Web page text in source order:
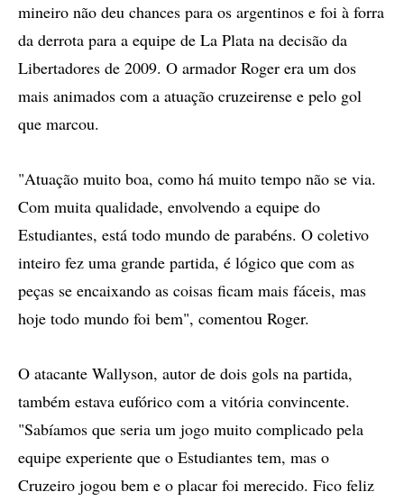
mineiro não deu chances para os argentinos e foi à forra
da derrota para a equipe de La Plata na decisão da
Libertadores de 2009. O armador Roger era um dos
mais animados com a atuação cruzeirense e pelo gol
que marcou.
"Atuação muito boa, como há muito tempo não se via.
Com muita qualidade, envolvendo a equipe do
Estudiantes, está todo mundo de parabéns. O coletivo
inteiro fez uma grande partida, é lógico que com as
peças se encaixando as coisas ficam mais fáceis, mas
hoje todo mundo foi bem", comentou Roger.
O atacante Wallyson, autor de dois gols na partida,
também estava eufórico com a vitória convincente.
"Sabíamos que seria um jogo muito complicado pela
equipe experiente que o Estudiantes tem, mas o
Cruzeiro jogou bem e o placar foi merecido. Fico feliz